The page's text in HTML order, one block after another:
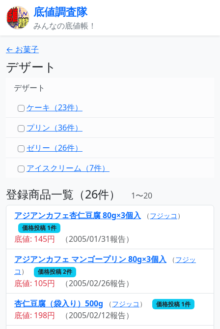
底値調査隊
みんなの底値帳！
← お菓子
デザート
デザート
ケーキ（23件）
プリン（36件）
ゼリー（26件）
アイスクリーム（7件）
登録商品一覧（26件）
1〜20
アジアンカフェ杏仁豆腐 80g×3個入
（フジッコ ）
価格投稿 1件
底値: 145円
（2005/01/31報告）
アジアンカフェ マンゴープリン 80g×3個入
（フジッ
コ ） 価格投稿 2件
底値: 105円
（2005/02/26報告）
杏仁豆腐（袋入り）500g
（フジッコ ） 価格投稿 1件
底値: 198円
（2005/02/12報告）